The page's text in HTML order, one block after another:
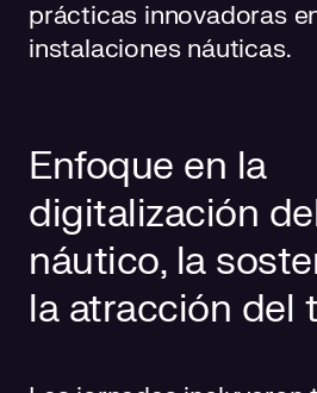
prácticas innovadoras
instalaciones náuticas.
Enfoque en la
digitalización
náutico, la
la atracción del